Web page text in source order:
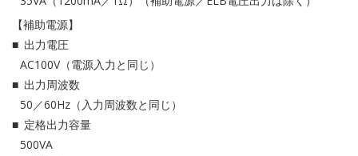
【補助電源】
出力電圧
AC100V（電源入力と同じ）
出力周波数
50／60Hz（入力周波数と同じ）
定格出力容量
500VA